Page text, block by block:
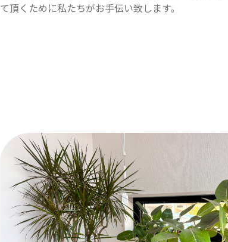
て頂くために私たちがお手伝い致します。